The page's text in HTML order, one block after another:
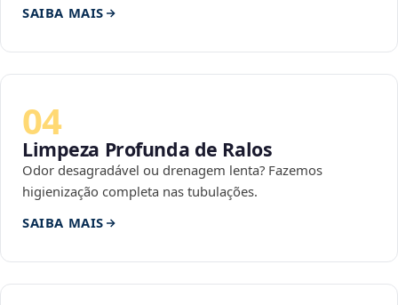
SAIBA MAIS
04
Limpeza Profunda de Ralos
Odor desagradável ou drenagem lenta? Fazemos
higienização completa nas tubulações.
SAIBA MAIS